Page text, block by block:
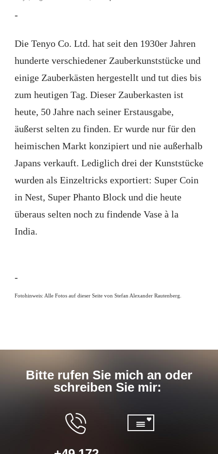
-
Die Tenyo Co. Ltd. hat seit den 1930er Jahren
hunderte verschiedener Zauberkunststücke und
einige Zauberkästen hergestellt und tut dies bis
zum heutigen Tag. Dieser Zauberkasten ist
heute, 50 Jahre nach seiner Erstausgabe,
äußerst selten zu finden. Er wurde nur für den
heimischen Markt konzipiert und nie außerhalb
Japans verkauft. Lediglich drei der Kunststücke
wurden als Einzeltricks exportiert: Super Coin
in Nest, Super Phanto Block und die heute
überaus selten noch zu findende Vase à la
India.
-
Fotohinweis: Alle Fotos auf dieser Seite von Stefan Alexander Rautenberg.
Bitte rufen Sie mich an oder
schreiben Sie mir: